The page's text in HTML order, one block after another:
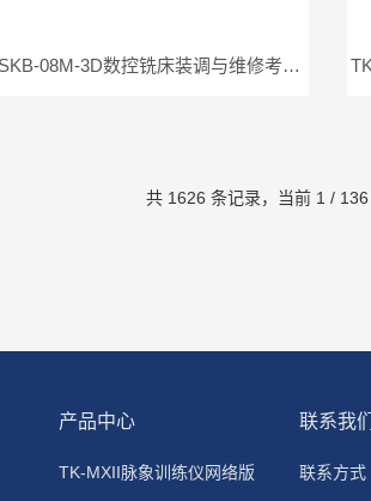
TKSKB-08M-3D数控铣床装调与维修考核实训设备
共 1626 条记录，当前 1 /
产品中心
TK-MXII脉象训练仪网络版
联系我们
联系方式